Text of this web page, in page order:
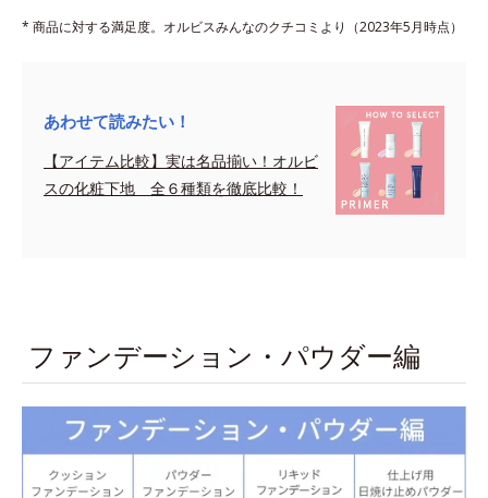
* 商品に対する満足度。オルビスみんなのクチコミより（2023年5月時点）
あわせて読みたい！
【アイテム比較】実は名品揃い！オルビ
スの化粧下地 全６種類を徹底比較！
ファンデーション・パウダー編